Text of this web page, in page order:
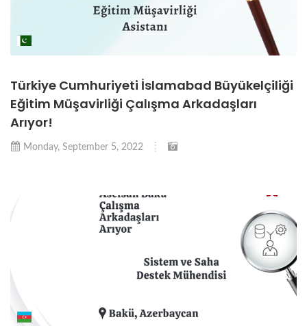
Türkiye Cumhuriyeti İslamabad Büyükelçiliği
Eğitim Müşavirliği Çalışma Arkadaşları
Arıyor!
Monday, September 5, 2022